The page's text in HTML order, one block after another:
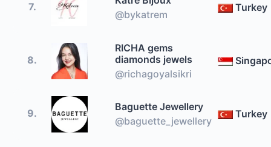
7.
@bykatrem
Turkey
8.
RICHA gems
diamonds jewels
@richagoyalsikri
9.
Baguette Jewellery
@baguette_jewellery
Turkey